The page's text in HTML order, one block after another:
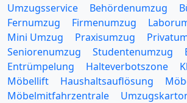
Umzugsservice Behördenumzug
Fernumzug
Firmenumzug
Mini Umzug
Praxisumzug
Seniorenumzug
Studentenumzug
Entrümpelung
Halteverbotszone
Möbellift
Haushaltsauflösung
Möbelmitfahrzentrale